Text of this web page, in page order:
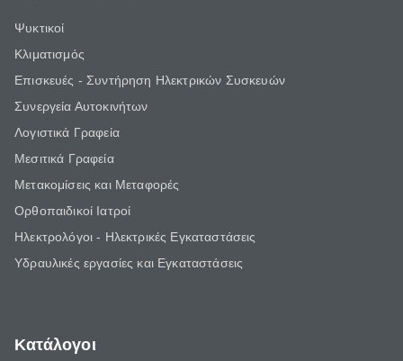
Ψυκτικοί
Κλιματισμός
Επισκευές - Συντήρηση Ηλεκτρικών Συσκευών
Συνεργεία Αυτοκινήτων
Λογιστικά Γραφεία
Μεσιτικά Γραφεία
Μετακομίσεις και Μεταφορές
Ορθοπαιδικοί Ιατροί
Ηλεκτρολόγοι - Ηλεκτρικές Εγκαταστάσεις
Υδραυλικές εργασίες και Εγκαταστάσεις
Κατάλογοι